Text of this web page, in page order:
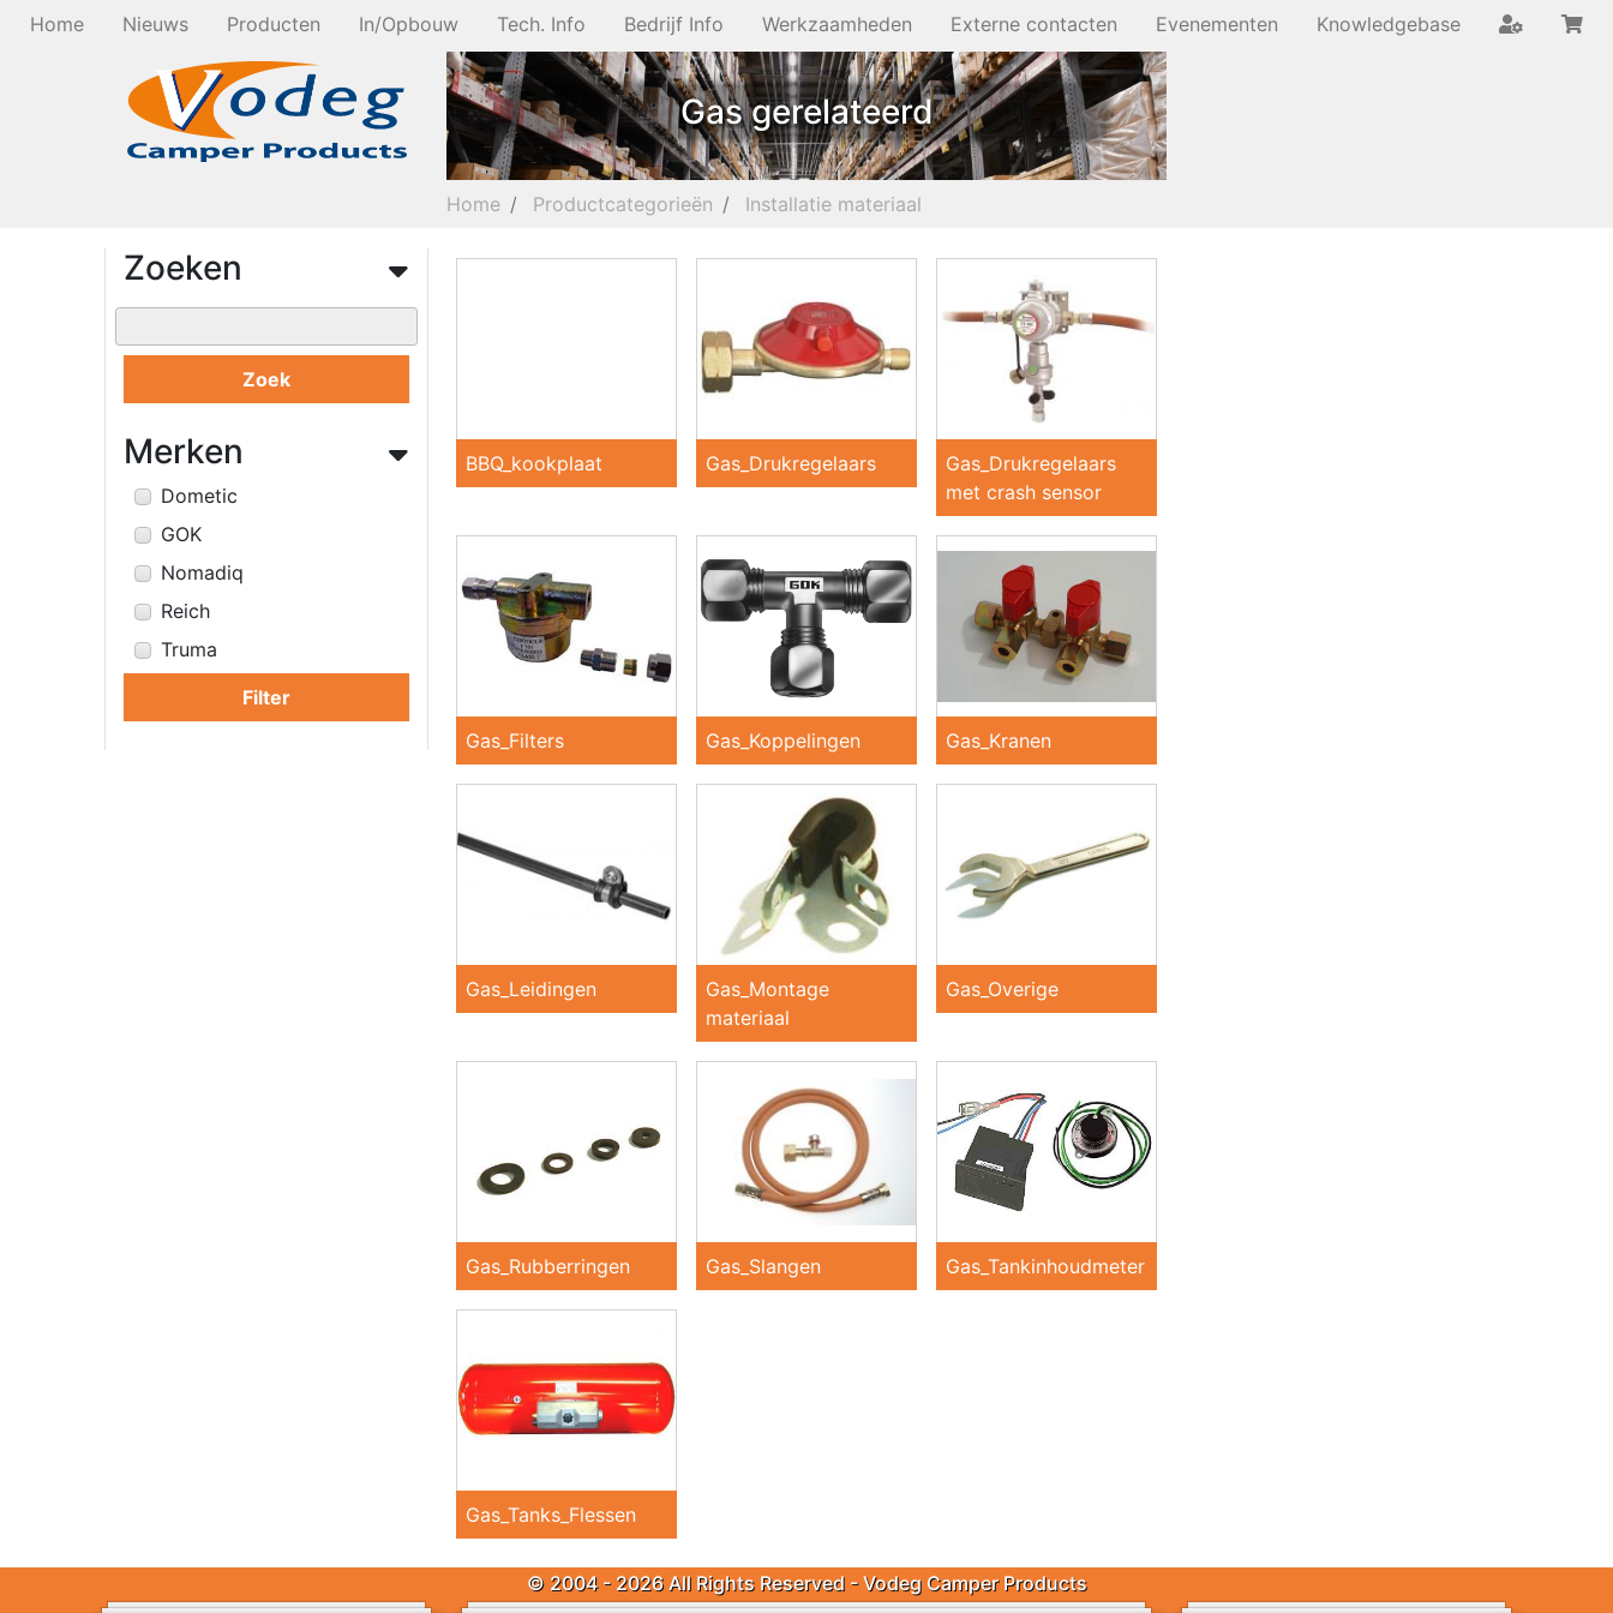
Home Nieuws Producten In/Opbouw Tech. Info Bedrijf Info Werkzaamheden Externe contacten Evenementen Knowledgebase
Gas gerelateerd
Home Productcategorieën Installatie materiaal
Zoeken
Zoek
Merken
Dometic
GOK
Nomadiq
Reich
Truma
Filter
BBQ_kookplaat Gas_Drukregelaars
Gas_Drukregelaars
met crash sensor
Gas_Filters Gas_Koppelingen Gas_Kranen
Gas_Leidingen
Gas_Montage
materiaal
Gas_Overige
Gas_Rubberringen Gas_Slangen Gas_Tankinhoudmeter
Gas_Tanks_Flessen
© 2004 - 2026 All Rights Reserved - Vodeg Camper Products